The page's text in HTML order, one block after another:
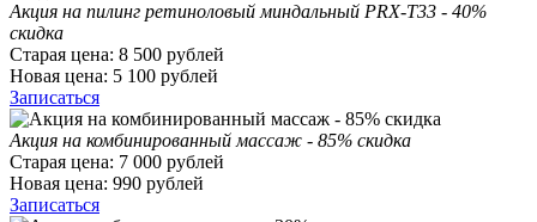
Акция на пилинг ретиноловый миндальный PRX-T33 - 40%
скидка
Старая цена: 8 500 рублей
Новая цена: 5 100 рублей
Записаться
Акция на комбинированный массаж - 85% скидка
Старая цена: 7 000 рублей
Новая цена: 990 рублей
Записаться